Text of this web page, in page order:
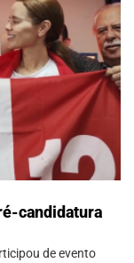
candidatura
de evento